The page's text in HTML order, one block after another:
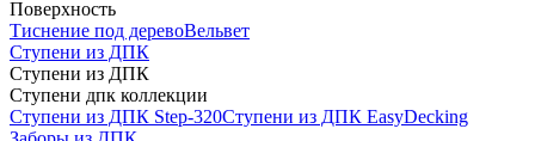
Поверхность
Тиснение под деревоВельвет
Ступени из ДПК
Ступени из ДПК
Ступени дпк коллекции
Ступени из ДПК Step-320Ступени из ДПК EasyDecking